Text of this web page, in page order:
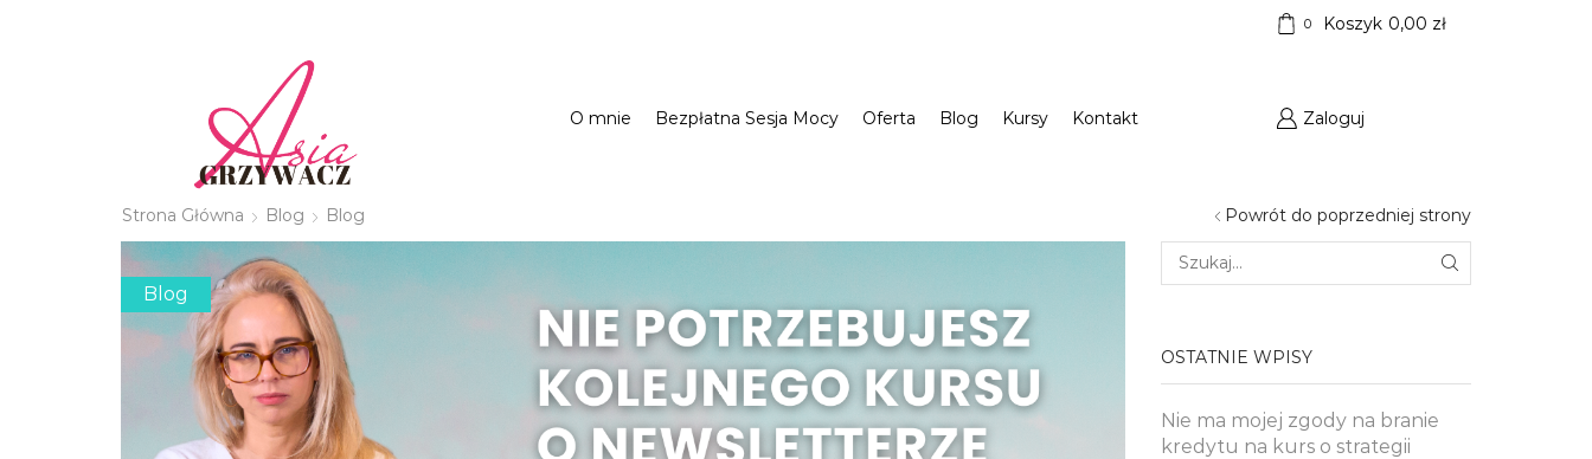
0 Koszyk 0,00 zł
O mnie Bezpłatna Sesja Mocy Oferta Blog Kursy Kontakt Zaloguj
Powrót do poprzedniej strony
Strona Główna Blog Blog
Blog
SZUKAJ
OSTATNIE WPISY
Nie ma mojej zgody na branie
kredytu na kurs o strategii